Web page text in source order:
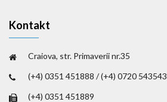
Kontakt
Craiova, str. Primaverii nr.35
(+4) 0351 451888 / (+4) 0720 543543
(+4) 0351 451889